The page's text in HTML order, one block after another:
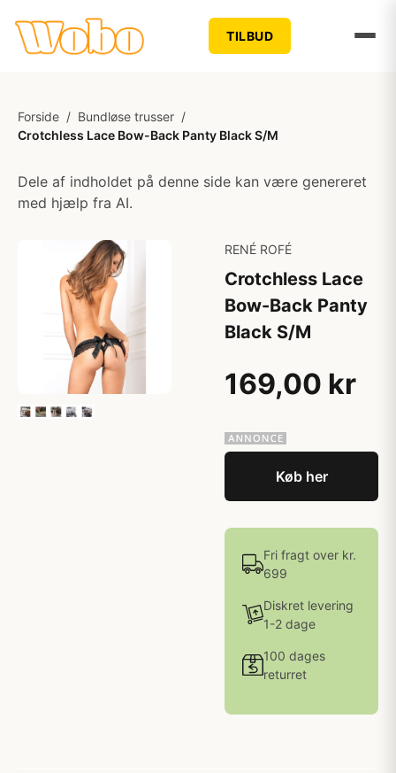
TILBUD
Forside / Bundløse trusser /
Crotchless Lace Bow-Back Panty Black S/M
Dele af indholdet på denne side kan være genereret
med hjælp fra AI.
RENÉ ROFÉ
Crotchless Lace
Bow-Back Panty
Black S/M
169,00 kr
Køb her
Fri fragt over kr.
699
Diskret levering
1-2 dage
100 dages
returret